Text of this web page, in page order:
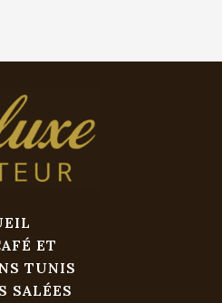
ET
TUNIS
SALÉES